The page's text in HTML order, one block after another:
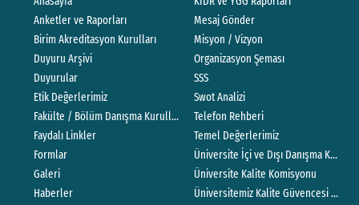
Anketler ve Raporları
Birim Akreditasyon Kurulları
Duyuru Arşivi
Duyurular
Etik Değerlerimiz
Fakülte / Bölüm Danışma Kurulları
Faydalı Linkler
Formlar
Galeri
Haberler
Mesaj Gönder
Misyon / Vizyon
Organizasyon Şeması
SSS
Swot Analizi
Telefon Rehberi
Temel Değerlerimiz
Üniversite İçi ve Dışı Danışma
Üniversite Kalite Komisyonu
Üniversitemiz Kalite Güvencesi